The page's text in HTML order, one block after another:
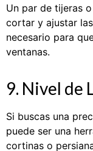
Un par de tijeras
cortar y ajustar
necesario para
ventanas.
9. Nivel de
Si buscas una
puede ser una
cortinas o